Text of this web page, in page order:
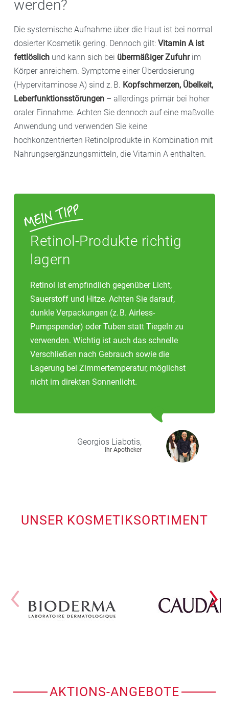
werden?
Die systemische Aufnahme über die Haut ist bei normal
dosierter Kosmetik gering. Dennoch gilt: Vitamin A ist
fettlöslich und kann sich bei übermäßiger Zufuhrim
Körper anreichern. Symptome einer Überdosierung
(Hypervitaminose A) sind z. B. Kopfschmerzen, Übelkeit,
Leberfunktionsstörungen – allerdings primär bei hoher
oraler Einnahme. Achten Sie dennoch auf eine maßvolle
Anwendung und verwenden Sie keine
hochkonzentrierten Retinolprodukte in Kombination mit
Nahrungsergänzungsmitteln, die Vitamin A enthalten.
Retinol-Produkte richtig
lagern
Retinol ist empfindlich gegenüber Licht,
Sauerstoff und Hitze. Achten Sie darauf,
dunkle Verpackungen (z. B. Airless-
Pumpspender) oder Tuben statt Tiegeln zu
verwenden. Wichtig ist auch das schnelle
Verschließen nach Gebrauch sowie die
Lagerung bei Zimmertemperatur, möglichst
nicht im direkten Sonnenlicht.
Georgios Liabotis,
Ihr Apotheker
UNSER KOSMETIKSORTIMENT
AKTIONS-ANGEBOTE